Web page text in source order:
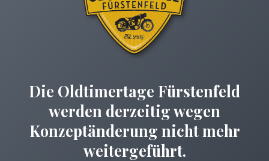
Die Oldtimertage Fürstenfeld
werden derzeitig wegen
Konzeptänderung nicht mehr
weitergeführt.